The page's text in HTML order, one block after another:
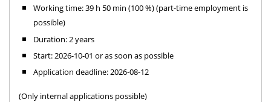
Working time: 39 h 50 min (100 %) (part-time employment is
possible)
Duration: 2 years
Start: 2026-10-01 or as soon as possible
Application deadline: 2026-08-12
(Only internal applications possible)